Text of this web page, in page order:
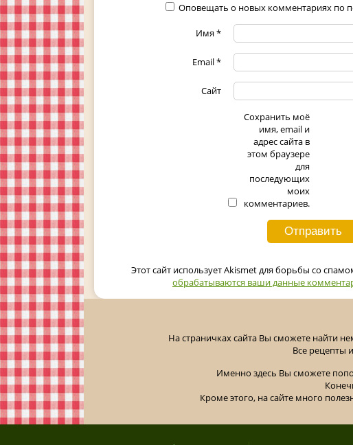
Оповещать о новых комментариях по
Имя*
Email*
Сайт
Сохранить моё
имя, email и
адрес сайта в
этом браузере
для
последующих
моих
комментариев.
Этот сайт использует Akismet для борьбы со
обрабатываются ваши данные
На страничках сайта Вы сможете найти
Все рецепты
Именно здесь Вы сможете
Кроме этого, на сайте много